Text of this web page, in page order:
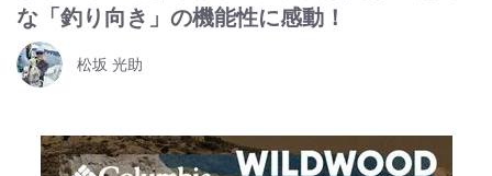
な「釣り向き」の機能性に感動！
松坂 光助